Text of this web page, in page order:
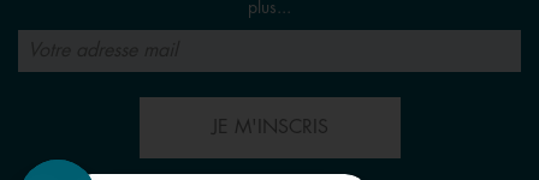
plus...
JE M'INSCRIS